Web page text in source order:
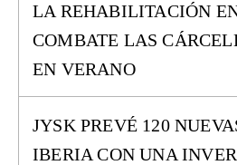
LA REHABILITACIÓN
COMBATE LAS
EN VERANO
JYSK PREVÉ 120
IBERIA CON UNA